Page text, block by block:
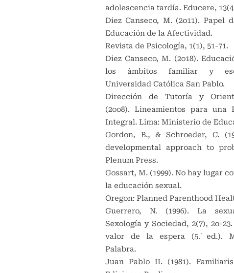
adolescencia tardía. Educere,
Diez Canseco, M. (2o11). Papel
Educación de la Afectividad.
Revista de Psicología, 1(1), 51-71.
Diez Canseco, M. (2o18).
los ámbitos familiar y
Universidad Católica San Pablo.
Dirección de Tutoría y
(2oo8). Lineamientos para una
Integral. Lima: Ministerio de
Gordon, B., & Schroeder, C.
developmental approach to
Plenum Press.
Gossart, M. (1999). No hay lugar
la educación sexual.
Oregon: Planned Parenthood
Guerrero, N. (1996). La
Sexología y Sociedad, 2(7), 2o-
valor de la espera (5.͘ ed.).
Palabra.
Juan Pablo II. (1981).